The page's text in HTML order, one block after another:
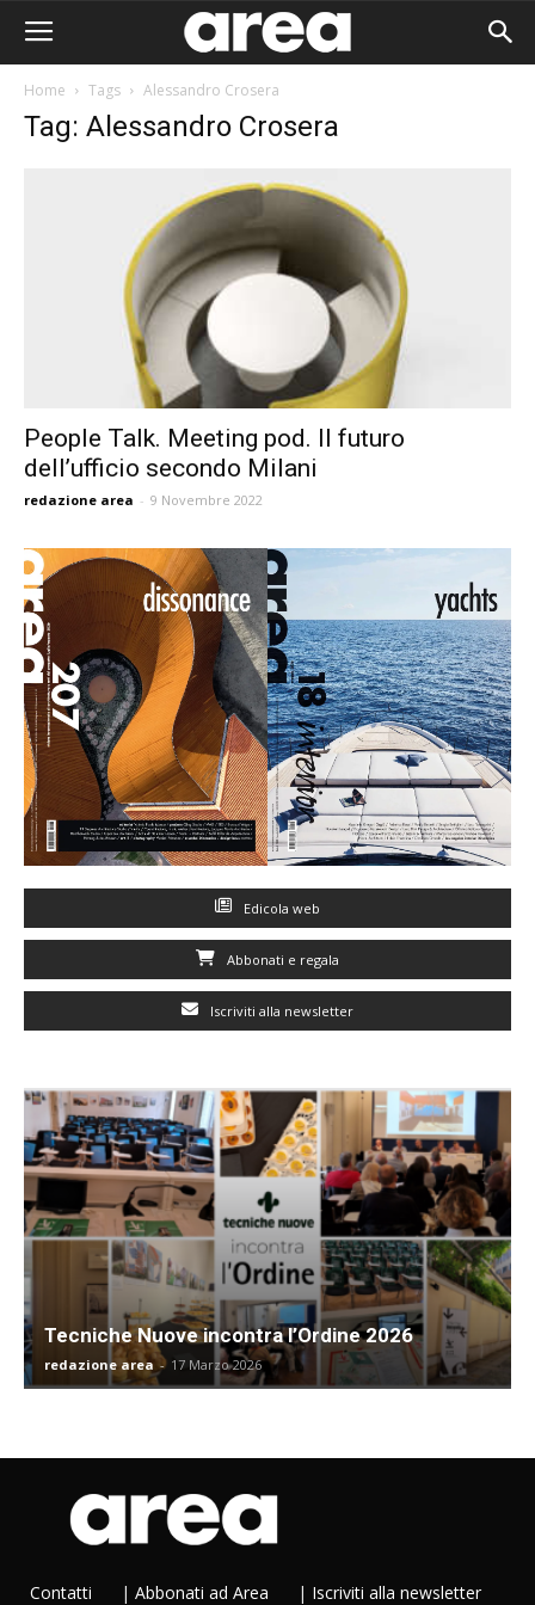
Home Tags Alessandro Crosera
Tag: Alessandro Crosera
People Talk. Meeting pod. Il futuro
dell’ufficio secondo Milani
redazione area - 9 Novembre 2022
Edicola web
Abbonati e regala
Iscriviti alla newsletter
Tecniche Nuove incontra l’Ordine 2026
redazione area - 17 Marzo 2026
Contatti | Abbonati ad Area | Iscriviti alla newsletter